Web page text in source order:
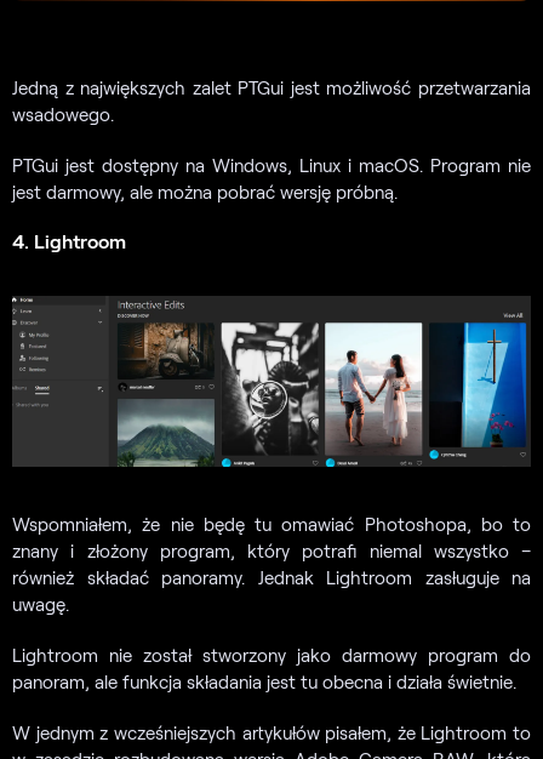
Jedną z największych zalet PTGui jest możliwość przetwarzania
wsadowego.
PTGui jest dostępny na Windows, Linux i macOS. Program nie
jest darmowy, ale można pobrać wersję próbną.
4. Lightroom
Wspomniałem, że nie będę tu omawiać Photoshopa, bo to
znany i złożony program, który potrafi niemal wszystko –
również składać panoramy. Jednak Lightroom zasługuje na
uwagę.
Lightroom nie został stworzony jako darmowy program do
panoram, ale funkcja składania jest tu obecna i działa świetnie.
W jednym z wcześniejszych artykułów pisałem, że Lightroom to